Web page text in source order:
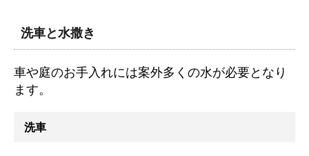
洗車と水撒き
車や庭のお手入れには案外多くの水が必要となり
ます。
洗車